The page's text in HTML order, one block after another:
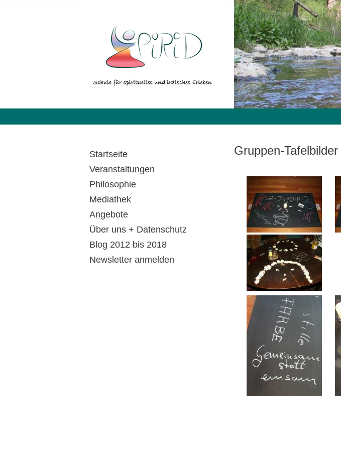
Startseite
Veranstaltungen
Philosophie
Mediathek
Angebote
Über uns + Datenschutz
Blog 2012 bis 2018
Newsletter anmelden
Gruppen-Tafelbilder